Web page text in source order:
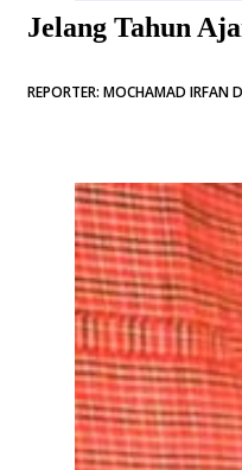
Jelang Tahun
REPORTER: MOCHAMAD